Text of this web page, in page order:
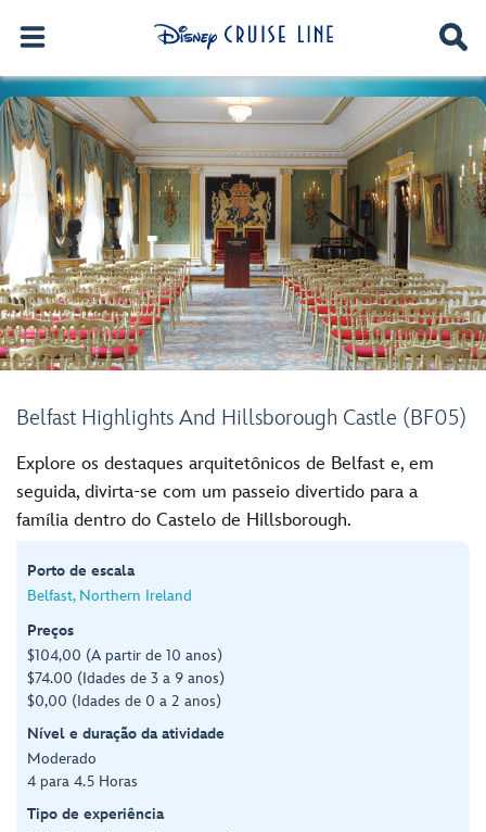
Belfast Highlights And Hillsborough Castle (BF05)
Explore os destaques arquitetônicos de Belfast e, em
seguida, divirta-se com um passeio divertido para a
família dentro do Castelo de Hillsborough.
Porto de escala
Belfast, Northern Ireland
Preços
$104,00 (A partir de 10 anos)
$74.00 (Idades de 3 a 9 anos)
$0,00 (Idades de 0 a 2 anos)
Nível e duração da atividade
Moderado
4 para 4.5 Horas
Tipo de experiência